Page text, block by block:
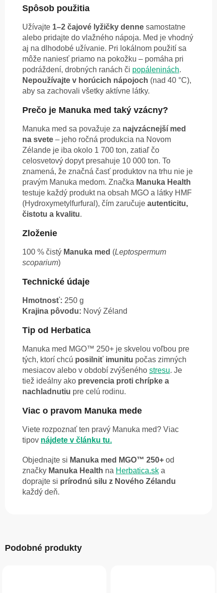
Spôsob použitia
Užívajte 1–2 čajové lyžičky denne samostatne
alebo pridajte do vlažného nápoja. Med je vhodný
aj na dlhodobé užívanie. Pri lokálnom použití sa
môže naniesť priamo na pokožku – pomáha pri
podráždení, drobných ranách či popáleninách.
Nepoužívajte v horúcich nápojoch (nad 40 °C),
aby sa zachovali všetky aktívne látky.
Prečo je Manuka med taký vzácny?
Manuka med sa považuje za najvzácnejší med
na svete – jeho ročná produkcia na Novom
Zélande je iba okolo 1 700 ton, zatiaľ čo
celosvetový dopyt presahuje 10 000 ton. To
znamená, že značná časť produktov na trhu nie je
pravým Manuka medom. Značka Manuka Health
testuje každý produkt na obsah MGO a látky HMF
(Hydroxymetylfurfural), čím zaručuje autenticitu,
čistotu a kvalitu.
Zloženie
100 % čistý Manuka med (Leptospermum
scoparium)
Technické údaje
Hmotnosť: 250 g
Krajina pôvodu: Nový Zéland
Tip od Herbatica
Manuka med MGO™ 250+ je skvelou voľbou pre
tých, ktorí chcú posilniť imunitu počas zimných
mesiacov alebo v období zvýšeného stresu. Je
tiež ideálny ako prevencia proti chrípke a
nachladnutiu pre celú rodinu.
Viac o pravom Manuka mede
Viete rozpoznať ten pravý Manuka med? Viac
tipov nájdete v článku tu.
Objednajte si Manuka med MGO™ 250+ od
značky Manuka Health na Herbatica.sk a
doprajte si prírodnú silu z Nového Zélandu
každý deň.
Podobné produkty